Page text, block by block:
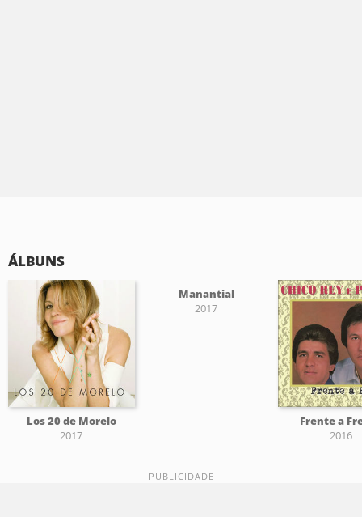
ÁLBUNS
Los 20 de Morelo
2017
Manantial
2017
Frente a
2016